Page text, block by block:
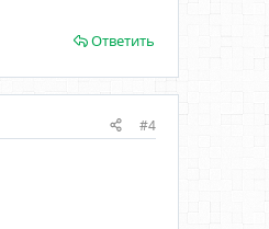
Ответить
#4